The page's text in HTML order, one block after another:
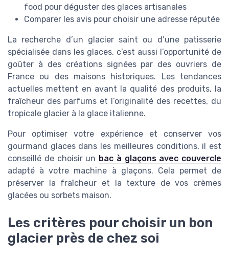
food pour déguster des glaces artisanales
Comparer les avis pour choisir une adresse réputée
La recherche d’un glacier saint ou d’une patisserie
spécialisée dans les glaces, c’est aussi l’opportunité de
goûter à des créations signées par des ouvriers de
France ou des maisons historiques. Les tendances
actuelles mettent en avant la qualité des produits, la
fraîcheur des parfums et l’originalité des recettes, du
tropicale glacier à la glace italienne.
Pour optimiser votre expérience et conserver vos
gourmand glaces dans les meilleures conditions, il est
conseillé de choisir un bac à glaçons avec couvercle
adapté à votre machine à glaçons. Cela permet de
préserver la fraîcheur et la texture de vos crèmes
glacées ou sorbets maison.
Les critères pour choisir un bon
glacier près de chez soi